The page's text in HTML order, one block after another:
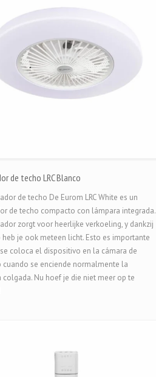
de techo LRC Blanco
de techo De Eurom LRC White es un
de techo compacto con lámpara integrada.
zorgt voor heerlijke verkoeling, y dankzij
heb je ook meteen licht. Esto es importante
coloca el dispositivo en la cámara de
cuando se enciende normalmente la
colgada. Nu hoef je die niet meer op te